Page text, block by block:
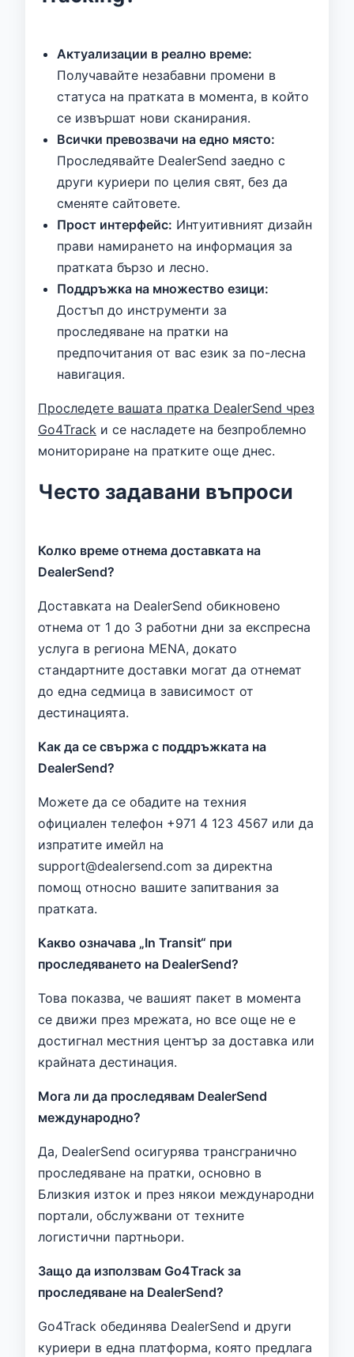
Актуализации в реално време:
Получавайте незабавни промени в
статуса на пратката в момента, в който
се извършат нови сканирания.
Всички превозвачи на едно място:
Проследявайте DealerSend заедно с
други куриери по целия свят, без да
сменяте сайтовете.
Прост интерфейс: Интуитивният дизайн
прави намирането на информация за
пратката бързо и лесно.
Поддръжка на множество езици:
Достъп до инструменти за
проследяване на пратки на
предпочитания от вас език за по-лесна
навигация.
Проследете вашата пратка DealerSend чрез
Go4Track и се насладете на безпроблемно
мониториране на пратките още днес.
Често задавани въпроси
Колко време отнема доставката на
DealerSend?
Доставката на DealerSend обикновено
отнема от 1 до 3 работни дни за експресна
услуга в региона MENA, докато
стандартните доставки могат да отнемат
до една седмица в зависимост от
дестинацията.
Как да се свържа с поддръжката на
DealerSend?
Можете да се обадите на техния
официален телефон +971 4 123 4567 или да
изпратите имейл на
support@dealersend.com за директна
помощ относно вашите запитвания за
пратката.
Какво означава „In Transit“ при
проследяването на DealerSend?
Това показва, че вашият пакет в момента
се движи през мрежата, но все още не е
достигнал местния център за доставка или
крайната дестинация.
Мога ли да проследявам DealerSend
международно?
Да, DealerSend осигурява трансгранично
проследяване на пратки, основно в
Близкия изток и през някои международни
портали, обслужвани от техните
логистични партньори.
Защо да използвам Go4Track за
проследяване на DealerSend?
Go4Track обединява DealerSend и други
куриери в една платформа, която предлага